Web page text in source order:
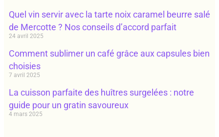
Quel vin servir avec la tarte noix caramel beurre salé
de Mercotte ? Nos conseils d’accord parfait
24 avril 2025
Comment sublimer un café grâce aux capsules bien
choisies
7 avril 2025
La cuisson parfaite des huîtres surgelées : notre
guide pour un gratin savoureux
4 mars 2025